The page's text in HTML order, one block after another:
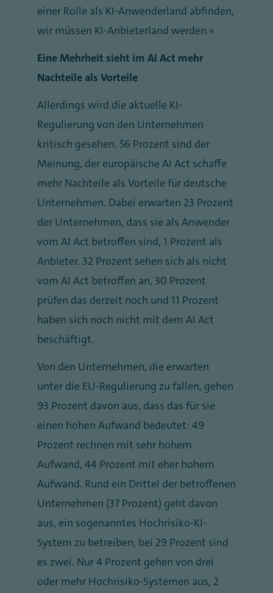
einer Rolle als KI-Anwenderland abfinden,
wir müssen KI-Anbieterland werden.“
Eine Mehrheit sieht im AI Act mehr
Nachteile als Vorteile
Allerdings wird die aktuelle KI-
Regulierung von den Unternehmen
kritisch gesehen. 56 Prozent sind der
Meinung, der europäische AI Act schaffe
mehr Nachteile als Vorteile für deutsche
Unternehmen. Dabei erwarten 23 Prozent
der Unternehmen, dass sie als Anwender
vom AI Act betroffen sind, 1 Prozent als
Anbieter. 32 Prozent sehen sich als nicht
vom AI Act betroffen an, 30 Prozent
prüfen das derzeit noch und 11 Prozent
haben sich noch nicht mit dem AI Act
beschäftigt.
Von den Unternehmen, die erwarten
unter die EU-Regulierung zu fallen, gehen
93 Prozent davon aus, dass das für sie
einen hohen Aufwand bedeutet: 49
Prozent rechnen mit sehr hohem
Aufwand, 44 Prozent mit eher hohem
Aufwand. Rund ein Drittel der betroffenen
Unternehmen (37 Prozent) geht davon
aus, ein sogenanntes Hochrisiko-KI-
System zu betreiben, bei 29 Prozent sind
es zwei. Nur 4 Prozent gehen von drei
oder mehr Hochrisiko-Systemen aus, 2